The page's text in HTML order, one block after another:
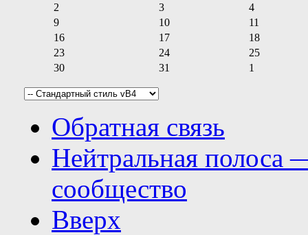
2
3
4
9
10
11
16
17
18
23
24
25
30
31 1
Обратная связь
Нейтральная полоса
сообщество
Вверх